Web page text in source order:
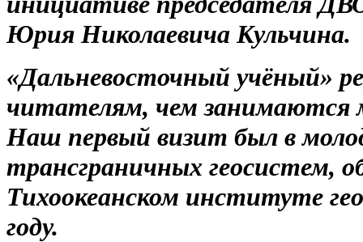
Юрия Николаевича Кульчина.
«Дальневосточный учёный»
читателям, чем занимаются
Наш первый визит был в
трансграничных геосистем,
Тихоокеанском институте
году.